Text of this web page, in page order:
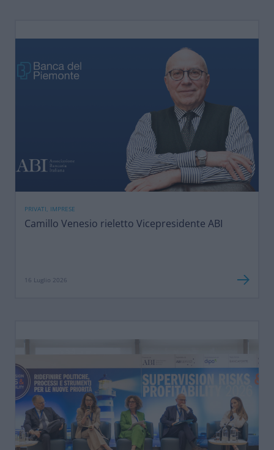
PRIVATI, IMPRESE
Camillo Venesio rieletto Vicepresidente ABI
16 Luglio 2026